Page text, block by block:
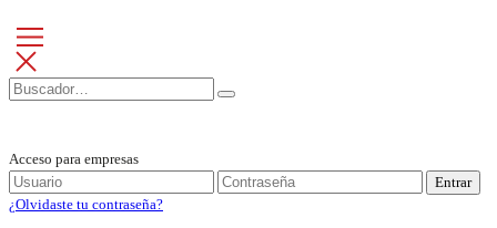
Acceso para empresas
Entrar
¿Olvidaste tu contraseña?